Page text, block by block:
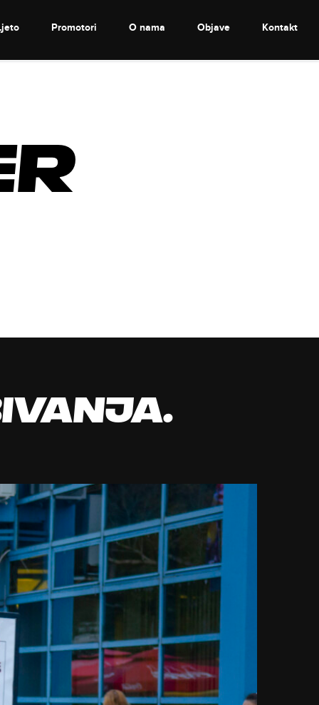
Promotori O nama Objave Kontakt